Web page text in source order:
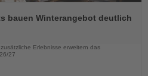
bauen Winterangebot deutlich
Erlebnisse erweitern das
27